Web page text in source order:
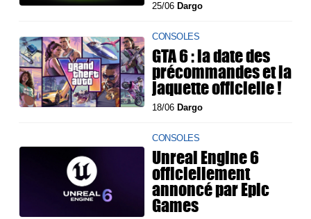
25/06 Dargo
CONSOLES
GTA 6 : la date des
précommandes et la
jaquette officielle !
18/06 Dargo
CONSOLES
Unreal Engine 6
officiellement
annoncé par Epic
Games